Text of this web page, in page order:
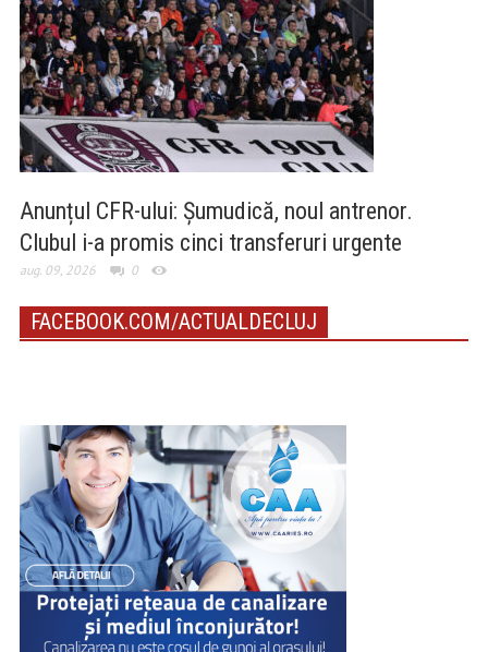
Anunțul CFR-ului: Șumudică, noul antrenor.
Clubul i-a promis cinci transferuri urgente
aug. 09, 2026 0
FACEBOOK.COM/ACTUALDECLUJ